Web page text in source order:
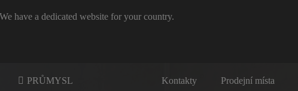
have a dedicated website for your country.
PRŮMYSL Kontakty Prodejní místa